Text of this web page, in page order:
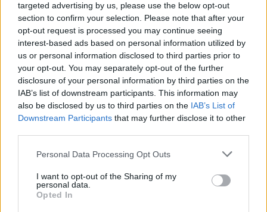
targeted advertising by us, please use the below opt-out
section to confirm your selection. Please note that after your
opt-out request is processed you may continue seeing
interest-based ads based on personal information utilized by
us or personal information disclosed to third parties prior to
your opt-out. You may separately opt-out of the further
disclosure of your personal information by third parties on the
IAB’s list of downstream participants. This information may
also be disclosed by us to third parties on the IAB’s List of
Downstream Participants that may further disclose it to other
Personal Data Processing Opt Outs
I want to opt-out of the Sharing of my
personal data.
Opted In
Les évaluations de cette page sont écrites par les utilisateurs
eux-mêmes ; ces avis sont d’abord lus, et éventuellement
adaptés afin de répondre à nos standards en ce qui concerne
l’évaluation d’un médicament, avant d’être approuvés. Pour
partager des évaluations, il n’est pas nécessaire de posséder
des connaissances médicales. De cette façon, les évaluations
reflètent seulement une image fidèle des expériences propres
aux utilisateurs et pas celle du propriétaire de ce site web.
N’oubliez-pas que les expériences peuvent varier selon les